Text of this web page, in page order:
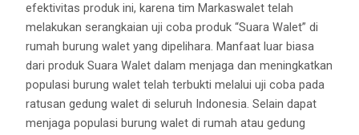
efektivitas produk ini, karena tim Markaswalet telah
melakukan serangkaian uji coba produk “Suara Walet” di
rumah burung walet yang dipelihara. Manfaat luar biasa
dari produk Suara Walet dalam menjaga dan meningkatkan
populasi burung walet telah terbukti melalui uji coba pada
ratusan gedung walet di seluruh Indonesia. Selain dapat
menjaga populasi burung walet di rumah atau gedung